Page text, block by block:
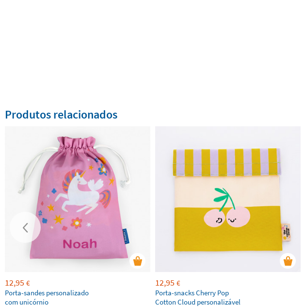
Produtos relacionados
12,95 €
Porta-sandes personalizado
com unicórnio
12,95 €
Porta-snacks Cherry Pop
Cotton Cloud personalizável